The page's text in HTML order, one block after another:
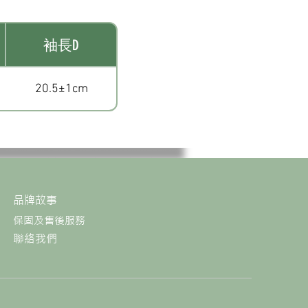
袖長D
20.5±1cm
品牌故事
保固及售後服務
聯絡我們